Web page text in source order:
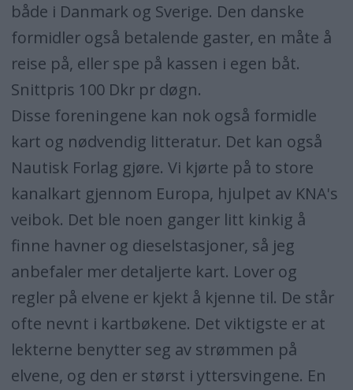
både i Danmark og Sverige. Den danske
formidler også betalende gaster, en måte å
reise på, eller spe på kassen i egen båt.
Snittpris 100 Dkr pr døgn.
Disse foreningene kan nok også formidle
kart og nødvendig litteratur. Det kan også
Nautisk Forlag gjøre. Vi kjørte på to store
kanalkart gjennom Europa, hjulpet av KNA's
veibok. Det ble noen ganger litt kinkig å
finne havner og dieselstasjoner, så jeg
anbefaler mer detaljerte kart. Lover og
regler på elvene er kjekt å kjenne til. De står
ofte nevnt i kartbøkene. Det viktigste er at
lekterne benytter seg av strømmen på
elvene, og den er størst i yttersvingene. En